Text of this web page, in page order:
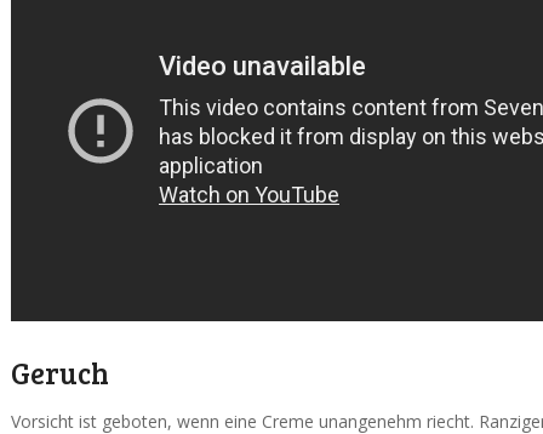
Geruch
Vorsicht ist geboten, wenn eine Creme unangenehm riecht.